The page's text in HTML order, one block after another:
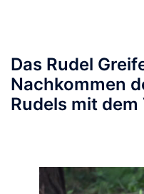
Das Rudel
Nachkommen
Rudels mit